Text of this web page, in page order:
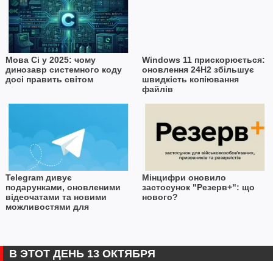
Мова Сі у 2025: чому
динозавр системного коду
досі править світом
Windows 11 прискорюється:
оновлення 24H2 збільшує
швидкість копіювання
файлів
Telegram дивує
подарунками, оновленими
відеочатами та новими
можливостями для
Мінцифри оновило
застосунок "Резерв+": що
нового?
В ЭТОТ ДЕНЬ 13 ОКТЯБРЯ